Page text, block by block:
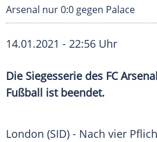
Arsenal nur 0:0 gegen Palace
14.01.2021 - 22:56 Uhr
Die Siegesserie des FC Arsenal
Fußball ist beendet.
London (SID) - Nach vier